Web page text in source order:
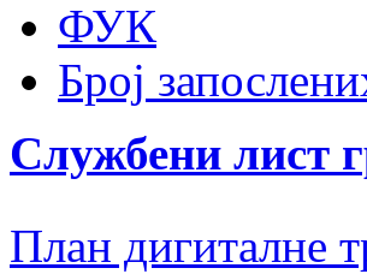
ФУК
Број
Службени лист
План дигиталне